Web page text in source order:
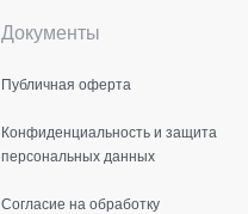
Документы
Публичная оферта
Конфиденциальность и защита
персональных данных
Согласие на обработку